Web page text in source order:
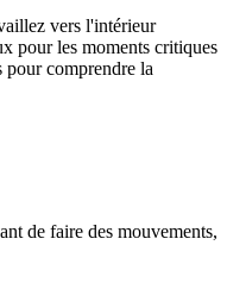
vers l'intérieur
pour les moments critiques
pour comprendre la
de faire des mouvements,